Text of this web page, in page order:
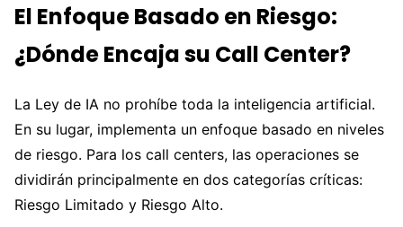
El Enfoque Basado en Riesgo:
¿Dónde Encaja su Call Center?
La Ley de IA no prohíbe toda la inteligencia artificial.
En su lugar, implementa un enfoque basado en niveles
de riesgo. Para los call centers, las operaciones se
dividirán principalmente en dos categorías críticas:
Riesgo Limitado y Riesgo Alto.